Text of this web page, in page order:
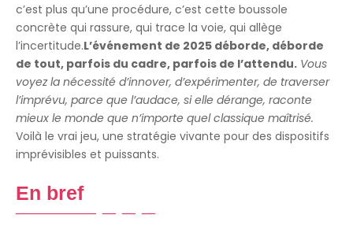
c’est plus qu’une procédure, c’est cette boussole
concrète qui rassure, qui trace la voie, qui allège
l’incertitude.L’événement de 2025 déborde, déborde
de tout, parfois du cadre, parfois de l’attendu. Vous
voyez la nécessité d’innover, d’expérimenter, de traverser
l’imprévu, parce que l’audace, si elle dérange, raconte
mieux le monde que n’importe quel classique maîtrisé.
Voilà le vrai jeu, une stratégie vivante pour des dispositifs
imprévisibles et puissants.
En bref